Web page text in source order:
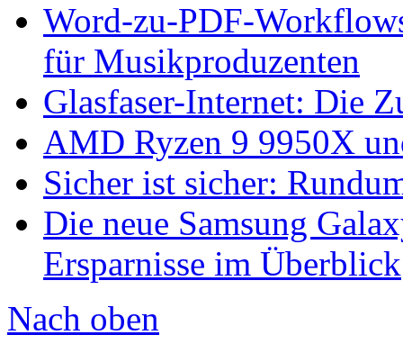
Word-zu-PDF-
für Musikproduzenten
Glasfaser-Internet: Die
AMD Ryzen 9 9950X
Sicher ist sicher:
Die neue Samsung
Ersparnisse im Überblick
Nach oben